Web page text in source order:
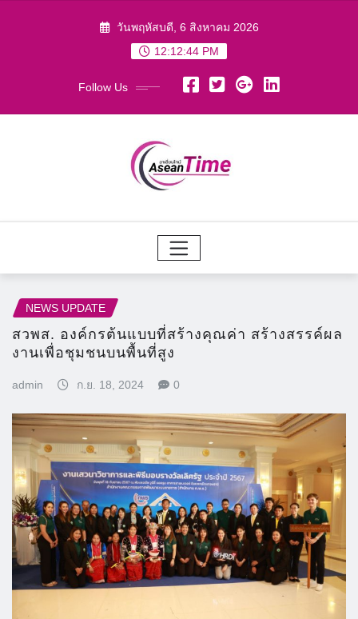
วันพฤหัสบดี, 6 สิงหาคม 2026
12:12:45 PM
Follow Us
NEWS UPDATE
สวพส. องค์กรต้นแบบที่สร้างคุณค่า สร้างสรรค์ผล
งานเพื่อชุมชนบนพื้นที่สูง
admin ก.ย. 18, 2024 0